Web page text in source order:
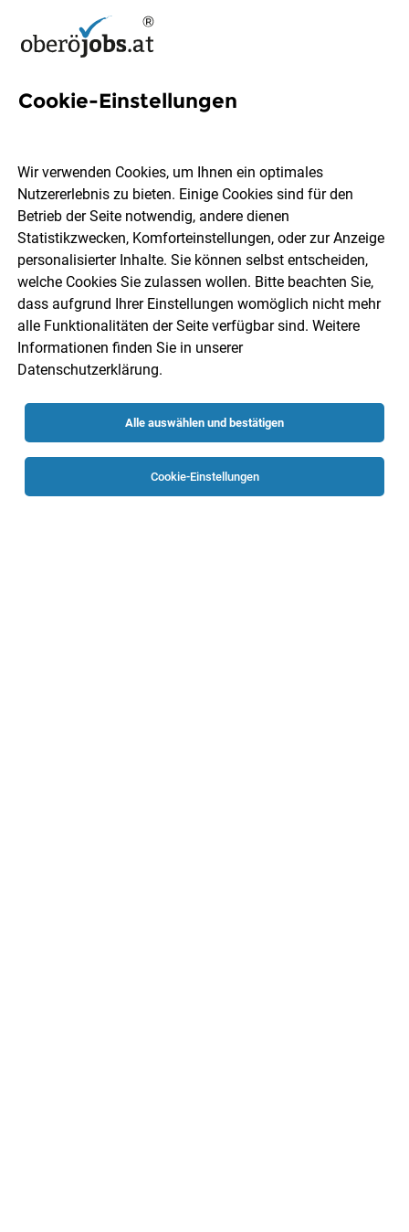
Account Growth Manager
Tech (100% Remote)
ALEGER GLOBAL
Gmunden Vollzeit 07.08.2026
Cookie-Einstellungen
Wir verwenden Cookies, um Ihnen ein optimales
Nutzererlebnis zu bieten. Einige Cookies sind für den
Betrieb der Seite notwendig, andere dienen
Statistikzwecken, Komforteinstellungen, oder zur Anzeige
personalisierter Inhalte. Sie können selbst entscheiden,
welche Cookies Sie zulassen wollen. Bitte beachten Sie,
dass aufgrund Ihrer Einstellungen womöglich nicht mehr
alle Funktionalitäten der Seite verfügbar sind. Weitere
Informationen finden Sie in unserer
Datenschutzerklärung.
Alle auswählen und bestätigen
Cookie-Einstellungen